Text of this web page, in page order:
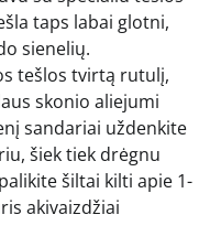
taps labai glotni,
sienelių.
tešlos tvirtą rutulį,
skonio aliejumi
sandariai uždenkite
šiek tiek drėgnu
šiltai kilti apie 1-
akivaizdžiai